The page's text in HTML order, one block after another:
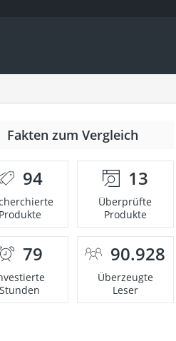
Fakten zum Vergleich
94
Produkte
13
Überprüfte
Produkte
79
Stunden
90.928
Überzeugte
Leser